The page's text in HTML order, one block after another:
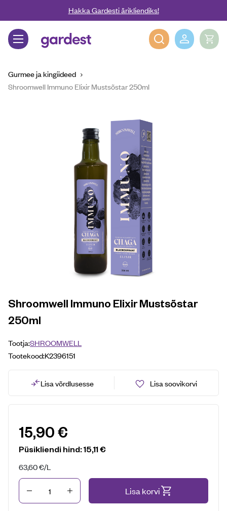
Liigu edasi põhisisu juurdeHakka Gardesti ärikliendiks!
Gardest
Gurmee ja kingiideed
Shroomwell Immuno Elixir Mustsõstar 250ml
Shroomwell Immuno Elixir Mustsõstar
250ml
Tootja:SHROOMWELL
Tootekood:K2396151
Lisa võrdlusesse Lisa soovikorvi
15,90€
Püsikliendi hind:15,11€
63,60€/L
Kogus Lisa korvi